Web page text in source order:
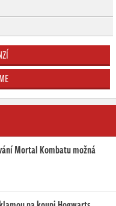
Mortal Kombatu možná